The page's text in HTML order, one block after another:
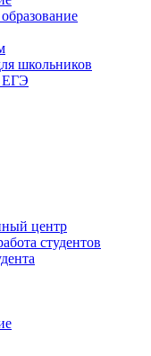
школьников
ЕГЭ
центр
студентов